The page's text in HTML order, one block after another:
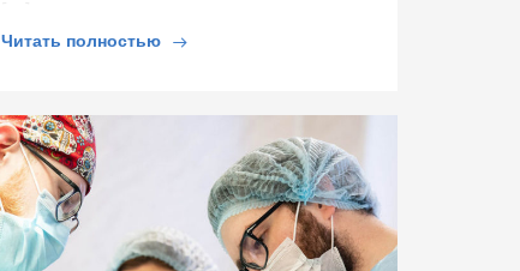
Читать полностью